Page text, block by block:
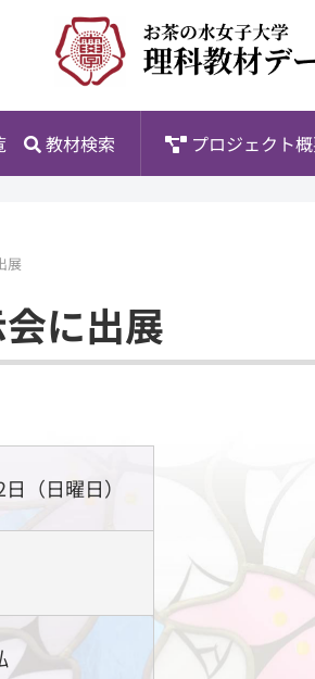
教材検索 プロジェクト
展
に出展
（日曜日）